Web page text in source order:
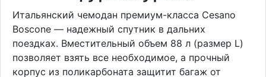
Итальянский чемодан премиум-класса Cesano
Boscone — надежный спутник в дальних
поездках. Вместительный объем 88 л (размер L)
позволяет взять все необходимое, а прочный
корпус из поликарбоната защитит багаж от